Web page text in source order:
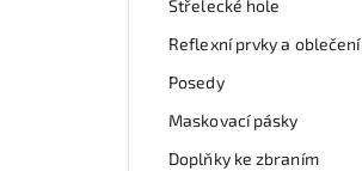
Střelecké hole
Reflexní prvky a oblečení
Posedy
Maskovací pásky
Doplňky ke zbraním